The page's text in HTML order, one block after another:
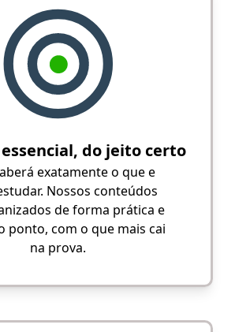
do jeito certo
exatamente o que e
Nossos conteúdos
de forma prática e
ponto, com o que mais cai
na prova.